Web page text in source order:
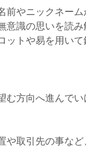
前やニックネーム
識の思いを読み
トや易を用いて
む方向へ進んでい
取引先の事など